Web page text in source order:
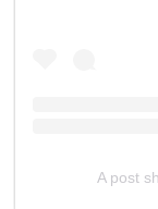
A post